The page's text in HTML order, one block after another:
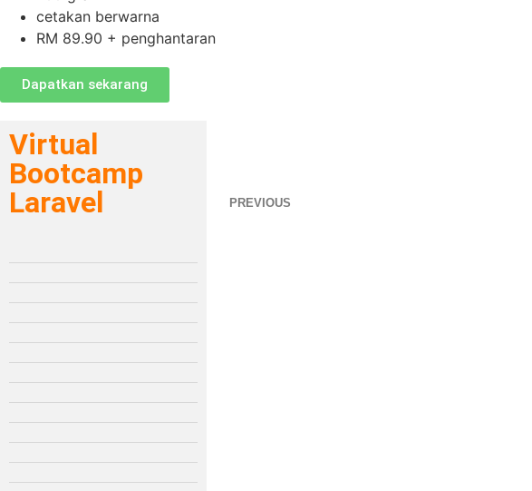
cetakan berwarna
RM 89.90 + penghantaran
Dapatkan sekarang
Virtual
Bootcamp
Laravel
PREVIOUS